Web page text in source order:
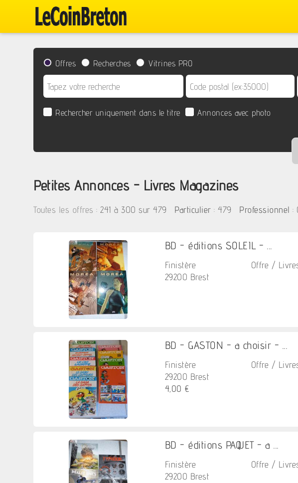
Offres Recherches Vitrines PRO
Rechercher uniquement dans le titre Annonces avec photo
Petites Annonces - Livres Magazines
Toutes les offres : 241 à 300 sur 479 Particulier : 479 Professionnel :
BD - éditions SOLEIL - ...
Finistère
29200 Brest
Offre /
BD - GASTON - a choisir - ...
Finistère
29200 Brest
4,00 €
Offre /
BD - éditions PAQUET - a ...
Finistère
29200 Brest
Offre /